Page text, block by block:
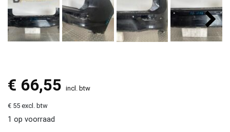
€ 66,55 incl. btw
€ 55 excl. btw
1 op voorraad